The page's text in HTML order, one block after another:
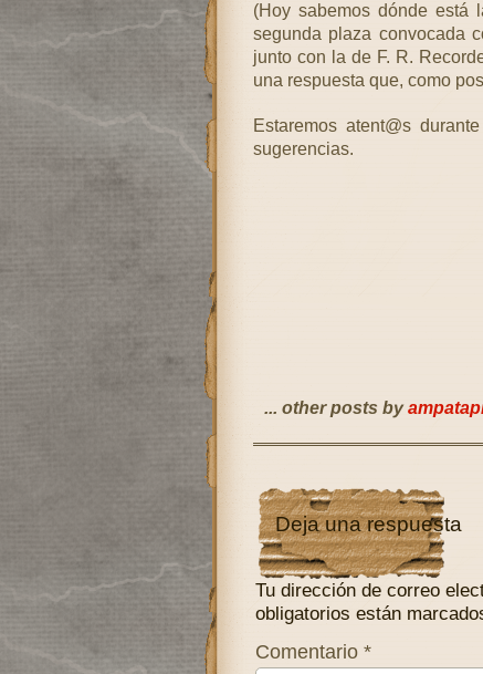
(Hoy sabemos dónde
segunda plaza convocada
junto con la de F. R.
una respuesta que, como
Estaremos atent@s
sugerencias.
... other posts by
Deja una respuesta
Tu dirección de correo
obligatorios están
Comentario *